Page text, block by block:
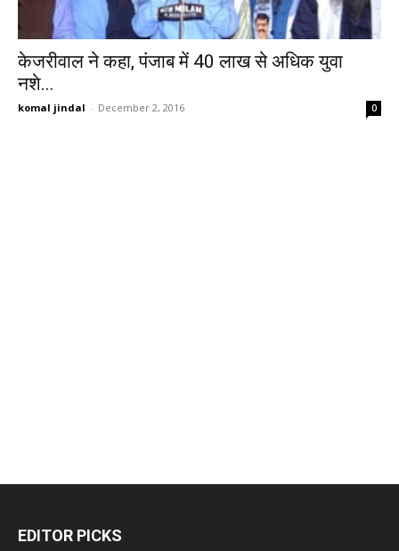
केजरीवाल ने कहा, पंजाब में 40 लाख से अधिक युवा
नशे...
komal jindal - December 2, 2016 0
EDITOR PICKS